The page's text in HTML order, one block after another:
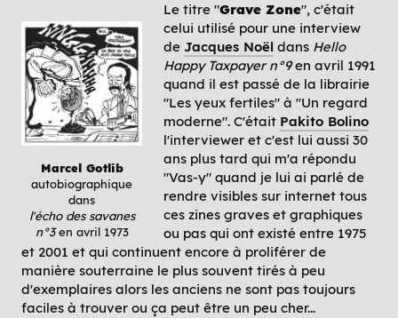
Marcel Gotlib
autobiographique
dans
l'écho des savanes
n°3en avril 1973
Le titre "Grave Zone", c'était
celui utilisé pour une interview
de Jacques Noël dans Hello
Happy Taxpayer n°9en avril 1991
quand il est passé de la librairie
"Les yeux fertiles" à "Un regard
moderne". C'était Pakito Bolino
l'interviewer et c'est lui aussi 30
ans plus tard qui m'a répondu
"Vas-y" quand je lui ai parlé de
rendre visibles sur internet tous
ces zines graves et graphiques
ou pas qui ont existé entre 1975
et 2001 et qui continuent encore à proliférer de
manière souterraine le plus souvent tirés à peu
d'exemplaires alors les anciens ne sont pas toujours
faciles à trouver ou ça peut être un peu cher...